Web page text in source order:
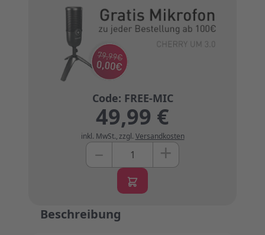
49,99 €
inkl. MwSt.,zzgl. Versandkosten
Menge
– +
Beschreibung